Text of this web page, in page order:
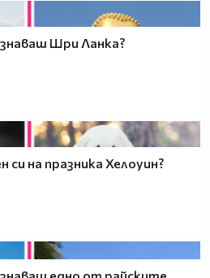
Шри Ланка?
на празника Хелоуин?